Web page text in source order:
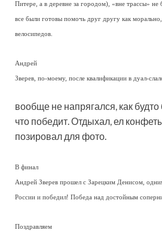
Питере, а в деревне за городом), «вне трассы» не
все были готовы помочь друг другу как
велосипедов.
Андрей
Зверев, по-моему, после квалификации в дуал-
вообще не напрягался, как
что победит. Отдыхал, ел
позировал для фото.
В финал
Андрей Зверев прошел с Зарецким Денисом,
России и победил! Победа над достойным
Поздравляем